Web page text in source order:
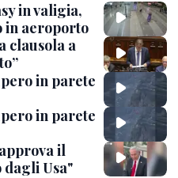
in valigia,
in aeroporto
clausola a
in parete
in parete
il
dagli Usa"